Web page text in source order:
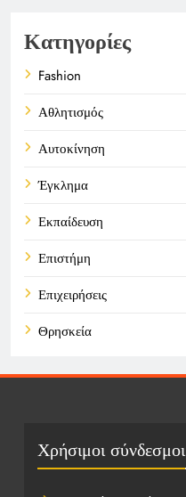
Κατηγορίες
Fashion
Αθλητισμός
Αυτοκίνηση
Έγκλημα
Εκπαίδευση
Επιστήμη
Επιχειρήσεις
Θρησκεία
Πολιτική
Χρήσιμοι σύνδεσμοι